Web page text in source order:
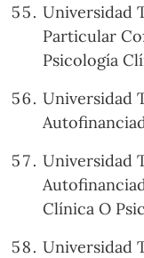
Universidad
Particular
Psicología
Universidad
Universidad
Clínica O
Universidad